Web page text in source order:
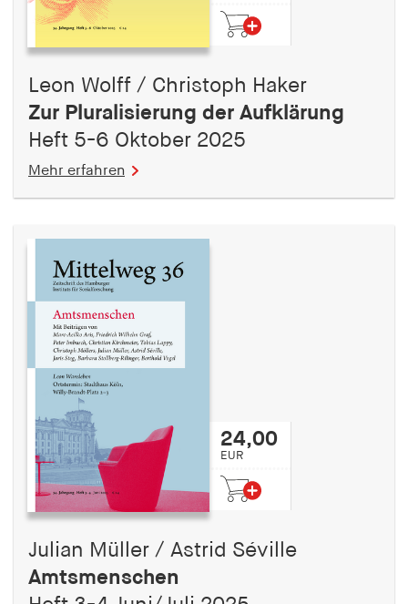
Leon Wolff / Christoph Haker
Zur Pluralisierung der Aufklärung
Heft 5-6 Oktober 2025
Mehr erfahren
24,00
EUR
Julian Müller / Astrid Séville
Amtsmenschen